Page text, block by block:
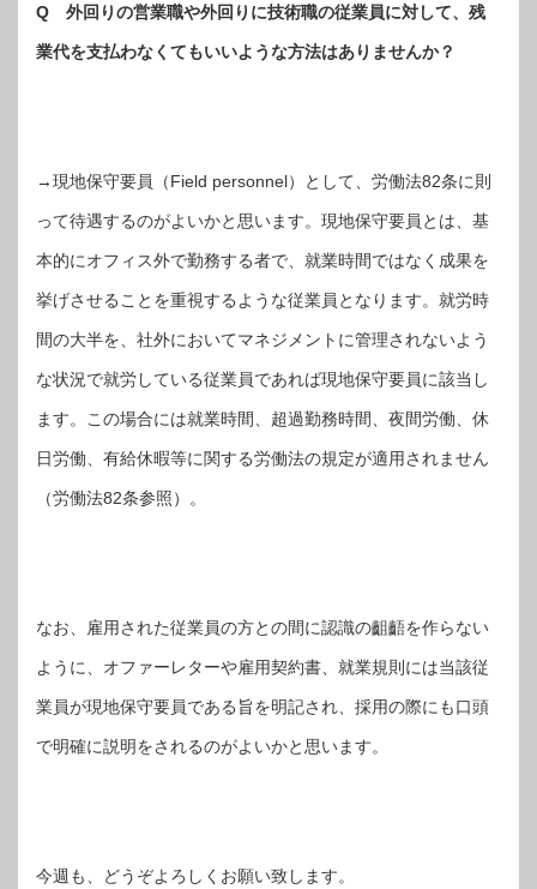
Q 外回りの営業職や外回りに技術職の従業員に対して、残
業代を支払わなくてもいいような方法はありませんか？
→現地保守要員（Field personnel）として、労働法82条に則
って待遇するのがよいかと思います。現地保守要員とは、基
本的にオフィス外で勤務する者で、就業時間ではなく成果を
挙げさせることを重視するような従業員となります。就労時
間の大半を、社外においてマネジメントに管理されないよう
な状況で就労している従業員であれば現地保守要員に該当し
ます。この場合には就業時間、超過勤務時間、夜間労働、休
日労働、有給休暇等に関する労働法の規定が適用されません
（労働法82条参照）。
なお、雇用された従業員の方との間に認識の齟齬を作らない
ように、オファーレターや雇用契約書、就業規則には当該従
業員が現地保守要員である旨を明記され、採用の際にも口頭
で明確に説明をされるのがよいかと思います。
今週も、どうぞよろしくお願い致します。